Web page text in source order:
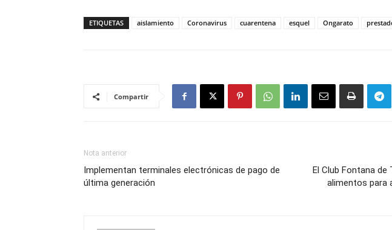
ETIQUETAS aislamiento Coronavirus cuarentena esquel Ongarato
Compartir
Nota anterior
Implementan terminales electrónicas de pago de
última generación
El Club Fontana de
alimentos para